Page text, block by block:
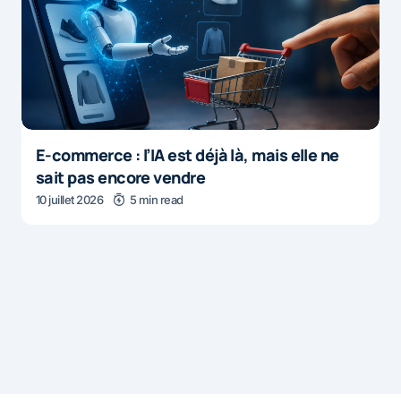
E-commerce : l’IA est déjà là, mais elle ne
sait pas encore vendre
10 juillet 2026 5 min read